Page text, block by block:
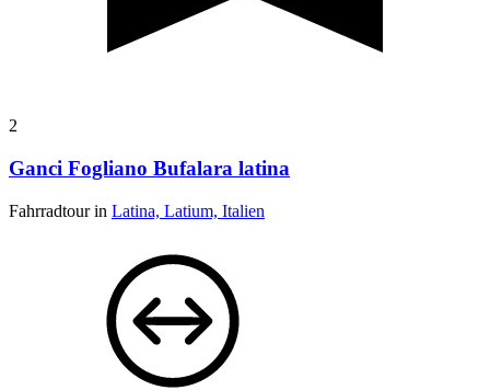
2
Ganci Fogliano Bufalara latina
Fahrradtour in Latina, Latium, Italien